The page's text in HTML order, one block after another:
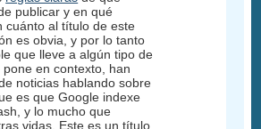
publicar y en qué
cuánto al título de este
es obvia, y por lo tanto
que lleve a algún tipo de
en contexto, han
noticias hablando sobre
es que Google indexe
y lo mucho que
vidas. Este es un título